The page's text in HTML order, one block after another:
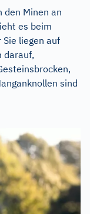
den Minen an
es beim
liegen auf
darauf,
sind